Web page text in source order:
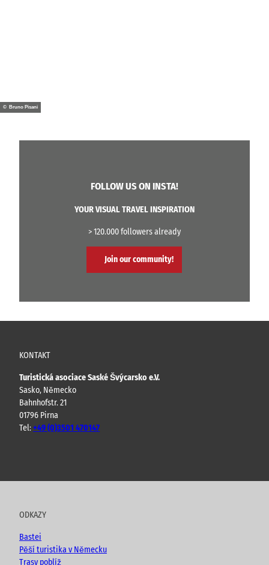
© Bruno Pisani
FOLLOW US ON INSTA!
YOUR VISUAL TRAVEL INSPIRATION
> 120.000 followers already
Join our community!
KONTAKT
Turistická asociace Saské Švýcarsko e.V.
Sasko, Německo
Bahnhofstr. 21
01796 Pirna
Tel:+49 (0)3501 470147
u
e
c
o
k
s
a
m
o
ODKAZY
Bastei
Pěší turistika v Německu
Trasy poblíž